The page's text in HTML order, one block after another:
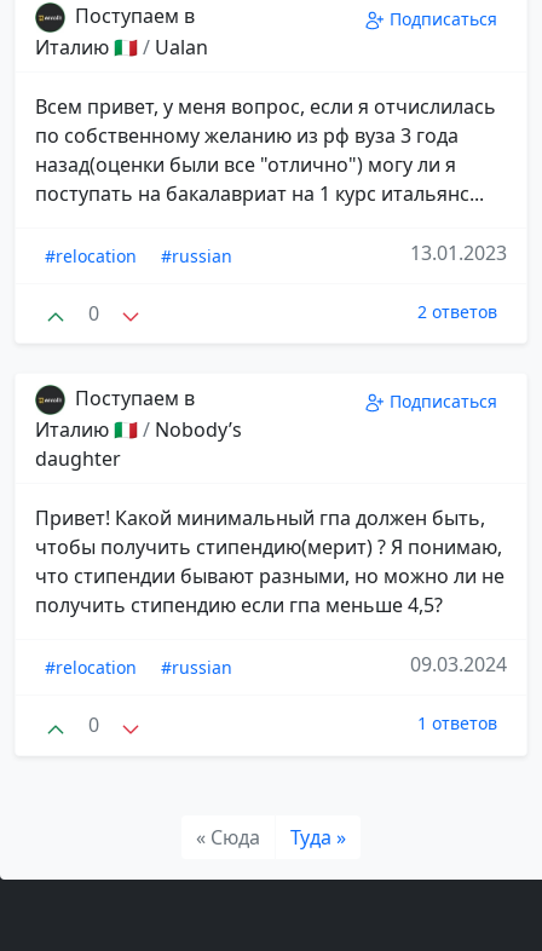
Поступаем в
Италию 🇮🇹/ Ualan
Подписаться
Всем привет, у меня вопрос, если я отчислилась
по собственному желанию из рф вуза 3 года
назад(оценки были все "отлично") могу ли я
поступать на бакалавриат на 1 курс итальянс...
#relocation #russian 13.01.2023
0 2 ответов
Поступаем в
Италию 🇮🇹/ Nobody’s
daughter
Подписаться
Привет! Какой минимальный гпа должен быть,
чтобы получить стипендию(мерит) ? Я понимаю,
что стипендии бывают разными, но можно ли не
получить стипендию если гпа меньше 4,5?
#relocation #russian 09.03.2024
0 1 ответов
« Сюда Туда »